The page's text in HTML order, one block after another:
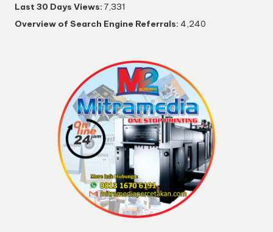
Last 30 Days Views: 7,331
Overview of Search Engine Referrals: 4,240